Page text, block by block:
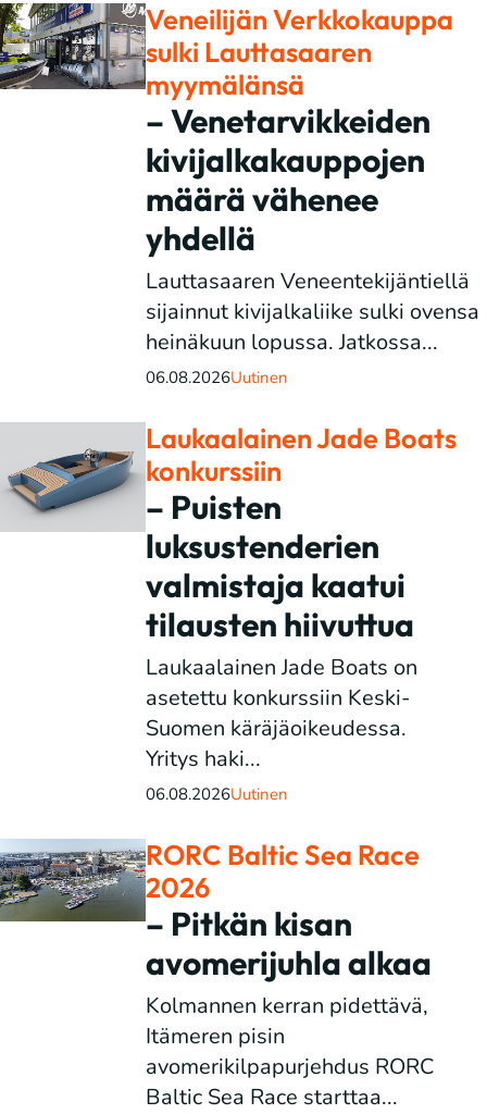
Veneilijän Verkkokauppa
sulki Lauttasaaren
myymälänsä
– Venetarvikkeiden
kivijalkakauppojen
määrä vähenee
yhdellä
Lauttasaaren Veneentekijäntiellä
sijainnut kivijalkaliike sulki ovensa
heinäkuun lopussa. Jatkossa...
06.08.2026Uutinen
Laukaalainen Jade Boats
konkurssiin
– Puisten
luksustenderien
valmistaja kaatui
tilausten hiivuttua
Laukaalainen Jade Boats on
asetettu konkurssiin Keski-
Suomen käräjäoikeudessa.
Yritys haki...
06.08.2026Uutinen
RORC Baltic Sea Race
2026
– Pitkän kisan
avomerijuhla alkaa
Kolmannen kerran pidettävä,
Itämeren pisin
avomerikilpapurjehdus RORC
Baltic Sea Race starttaa...